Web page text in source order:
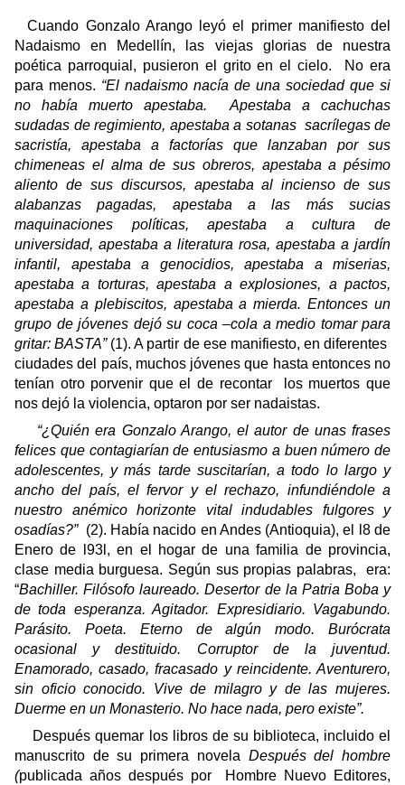
Cuando Gonzalo Arango leyó el primer manifiesto del
Nadaismo en Medellín, las viejas glorias de nuestra
poética parroquial, pusieron el grito en el cielo.
No era
para menos. “El nadaismo nacía de una sociedad que si
no había muerto apestaba.
Apestaba a cachuchas
sudadas de regimiento, apestaba a sotanas sacrílegas de
sacristía, apestaba a factorías que lanzaban por sus
chimeneas el alma de sus obreros, apestaba a pésimo
aliento de sus discursos, apestaba al incienso de sus
alabanzas pagadas, apestaba a las más sucias
maquinaciones políticas, apestaba a cultura de
universidad, apestaba a literatura rosa, apestaba a jardín
infantil, apestaba a genocidios, apestaba a miserias,
apestaba a torturas, apestaba a explosiones, a pactos,
apestaba a plebiscitos, apestaba a mierda. Entonces un
grupo de jóvenes dejó su coca –cola a medio tomar para
gritar: BASTA”(1). A partir de ese manifiesto, en diferentes
ciudades del país, muchos jóvenes que hasta entonces no
tenían otro porvenir que el de recontar
los muertos que
nos dejó la violencia, optaron por ser nadaistas.
“¿Quién era Gonzalo Arango, el autor de unas frases
felices que contagiarían de entusiasmo a buen número de
adolescentes, y más tarde suscitarían, a todo lo largo y
ancho del país, el fervor y el rechazo, infundiéndole a
nuestro anémico horizonte vital indudables fulgores y
osadías?” (2). Había nacido en Andes (Antioquia), el l8 de
Enero de l93l, en el hogar de una familia de provincia,
clase media burguesa. Según sus propias palabras,
era:
“Bachiller. Filósofo laureado. Desertor de la Patria Boba y
de toda esperanza. Agitador. Expresidiario. Vagabundo.
Parásito. Poeta. Eterno de algún modo. Burócrata
ocasional y destituido. Corruptor de la juventud.
Enamorado, casado, fracasado y reincidente. Aventurero,
sin oficio conocido. Vive de milagro y de las mujeres.
Duerme en un Monasterio. No hace nada, pero existe”.
Después quemar los libros de su biblioteca, incluido el
manuscrito de su primera novela Después del hombre
(publicada años después por
Hombre Nuevo Editores,